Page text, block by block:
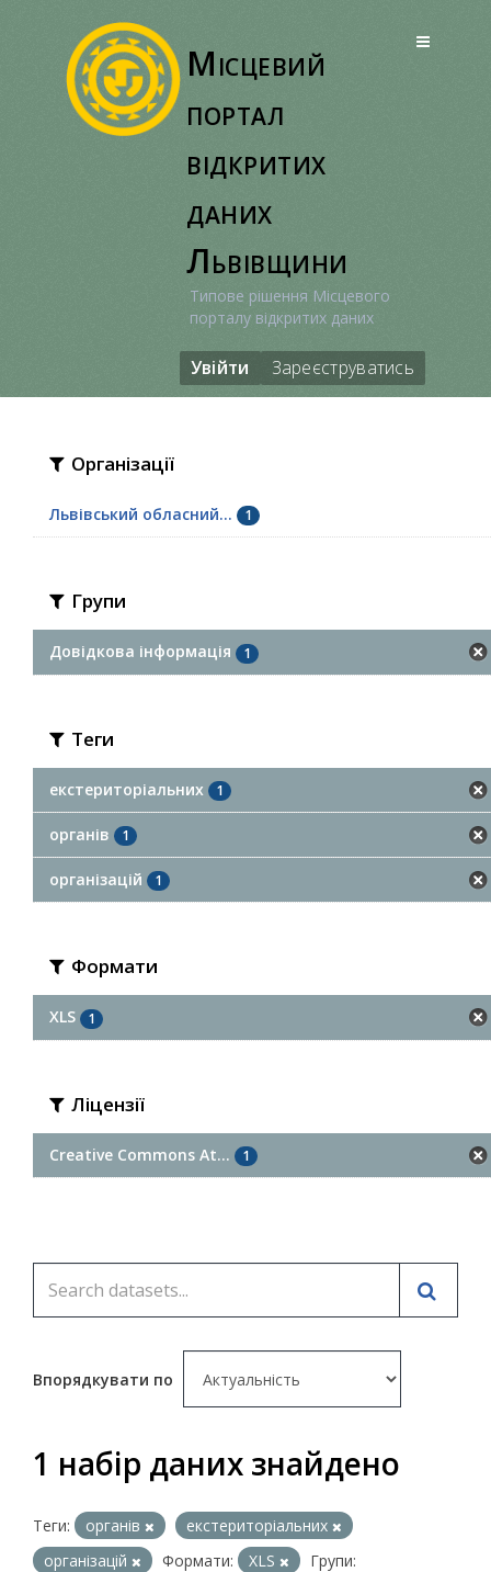
Місцевий
портал
відкритих
даних
Львівщини
Типове рішення Місцевого
порталу відкритих даних
Увійти Зареєструватись
Організації
Львівський обласний... 1
Групи
Довідкова інформація 1
Теги
екстериторіальних 1
органів 1
організацій 1
Формати
XLS 1
Ліцензії
Creative Commons At... 1
Впорядкувати по
1 набір даних знайдено
Теги: органів
екстериторіальних
організацій
Формати: XLS
Групи: